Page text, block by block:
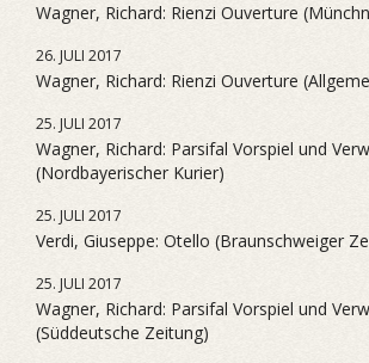
Wagner, Richard: Rienzi Ouverture
26. JULI 2017
Wagner, Richard: Rienzi Ouverture
25. JULI 2017
Wagner, Richard: Parsifal Vorspiel und
(Nordbayerischer Kurier)
25. JULI 2017
Verdi, Giuseppe: Otello (Braunschweiger
25. JULI 2017
Wagner, Richard: Parsifal Vorspiel und
(Süddeutsche Zeitung)